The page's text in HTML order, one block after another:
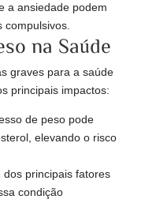
a ansiedade podem
compulsivos.
na Saúde
graves para a saúde
principais impactos:
de peso pode
elevando o risco
principais fatores
condição